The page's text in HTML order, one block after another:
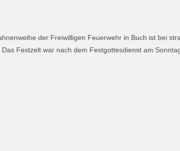
der Freiwilligen Feuerwehr in Buch ist bei
Festzelt war nach dem Festgottesdienst am